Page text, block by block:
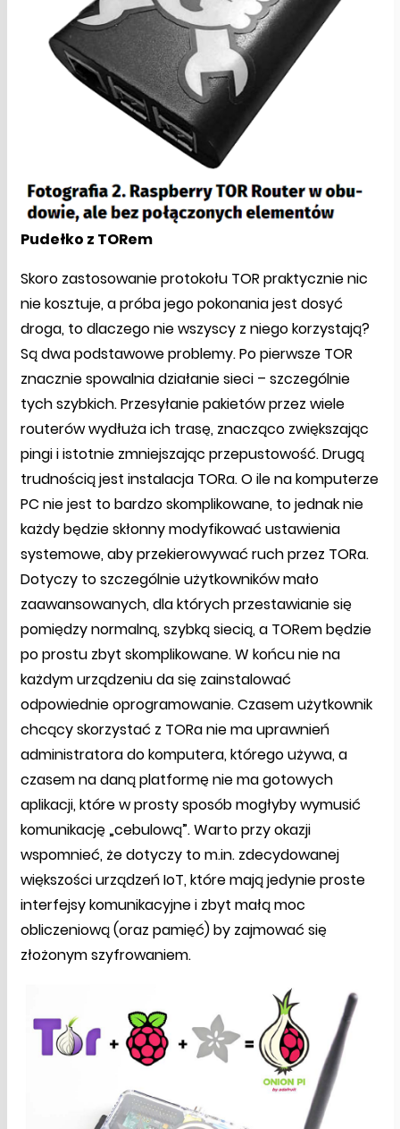
Pudełko z TORem
Skoro zastosowanie protokołu TOR praktycznie nic
nie kosztuje, a próba jego pokonania jest dosyć
droga, to dlaczego nie wszyscy z niego korzystają?
Są dwa podstawowe problemy. Po pierwsze TOR
znacznie spowalnia działanie sieci – szczególnie
tych szybkich. Przesyłanie pakietów przez wiele
routerów wydłuża ich trasę, znacząco zwiększając
pingi i istotnie zmniejszając przepustowość. Drugą
trudnością jest instalacja TORa. O ile na komputerze
PC nie jest to bardzo skomplikowane, to jednak nie
każdy będzie skłonny modyfikować ustawienia
systemowe, aby przekierowywać ruch przez TORa.
Dotyczy to szczególnie użytkowników mało
zaawansowanych, dla których przestawianie się
pomiędzy normalną, szybką siecią, a TORem będzie
po prostu zbyt skomplikowane. W końcu nie na
każdym urządzeniu da się zainstalować
odpowiednie oprogramowanie. Czasem użytkownik
chcący skorzystać z TORa nie ma uprawnień
administratora do komputera, którego używa, a
czasem na daną platformę nie ma gotowych
aplikacji, które w prosty sposób mogłyby wymusić
komunikację „cebulową”. Warto przy okazji
wspomnieć, że dotyczy to m.in. zdecydowanej
większości urządzeń IoT, które mają jedynie proste
interfejsy komunikacyjne i zbyt małą moc
obliczeniową (oraz pamięć) by zajmować się
złożonym szyfrowaniem.